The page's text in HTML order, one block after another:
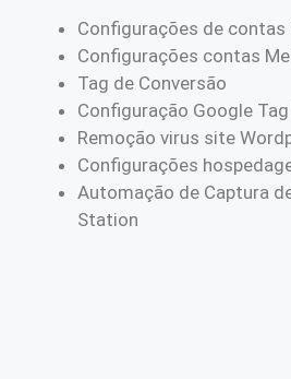
Configurações de contas
Configurações contas
Tag de Conversão
Configuração Google
Remoção virus site
Configurações
Automação de Captura
Station